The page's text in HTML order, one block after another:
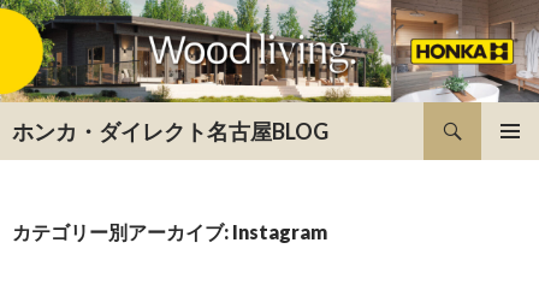
ホンカ・ダイレクト名古屋BLOG
カテゴリー別アーカイブ: Instagram